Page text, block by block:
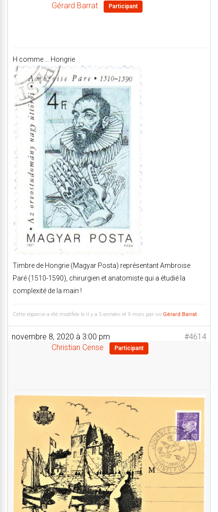
Gérard Barrat
Participant
H comme … Hongrie
Timbre de Hongrie (Magyar Posta) représentant Ambroise
Paré (1510-1590), chirurgien et anatomiste qui a étudié la
complexité de la main !
Cette réponse a été modifiée le il y a 5 années et 9 mois par Gérard Barrat.
novembre 8, 2020 à 3:00 pm
#4614
Christian Cense
Participant